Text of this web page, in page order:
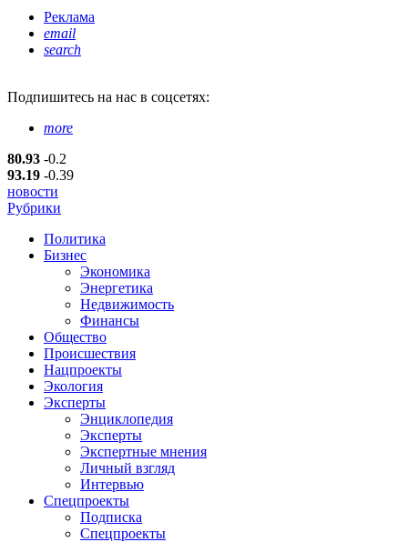
Реклама
email
search
Подпишитесь на нас в соцсетях:
more
80.93 -0.2
93.19 -0.39
новости
Рубрики
Политика
Бизнес
Экономика
Энергетика
Недвижимость
Финансы
Общество
Происшествия
Нацпроекты
Экология
Эксперты
Энциклопедия
Эксперты
Экспертные мнения
Личный взгляд
Интервью
Спецпроекты
Подписка
Спецпроекты